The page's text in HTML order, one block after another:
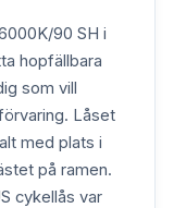
90 SH i
hopfällbara
som vill
Låset
med plats i
på ramen.
cykellås var